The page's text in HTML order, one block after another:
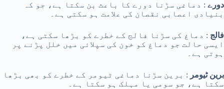
دورے : دماغی سڑنا دورے کا باعث بن سکتا ہے، جو کہ
بنیادی اعصابی نقصان کی علامت ہو سکتی ہے۔
فالج : دماغ کی سڑنا فالج کے خطرے کو بڑھا سکتی ہے،
ایسی حالت جو دماغ کو خون کی سپلائی میں خلل پڑنے پر
ہوتی ہے۔
برین ٹیومر : برین سڑنا دماغی ٹیومر کے خطرے کو بھی بڑھا
سکتا ہے، جو سومی یا مہلک ہو سکتا ہے۔